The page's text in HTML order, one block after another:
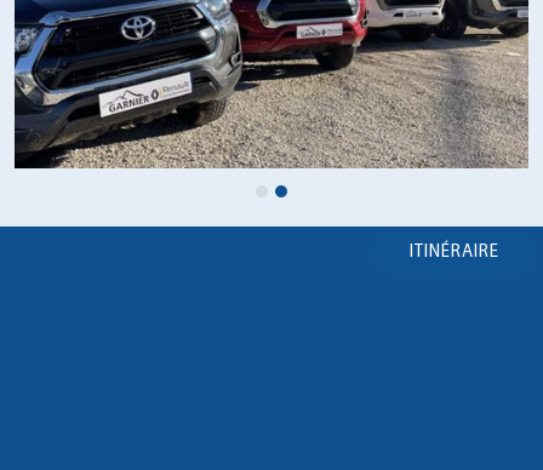
ITINÉRAIRE